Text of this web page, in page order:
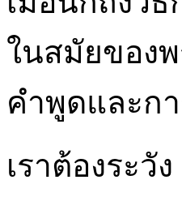
ในสมัยของ
คำพูดและก
เราต้องระ